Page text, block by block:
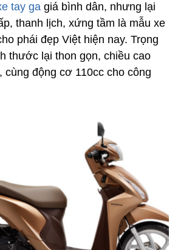
tay ga giá bình dân, nhưng lại
thanh lịch, xứng tầm là mẫu xe
phái đẹp Việt hiện nay. Trọng
thước lại thon gọn, chiều cao
cùng động cơ 110cc cho công